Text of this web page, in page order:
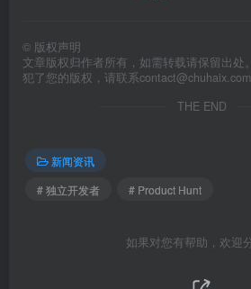
© 版权声明
文章版权归作者所有，如需转载请保留出处
犯了您的版权，请联系contact@chuhaix.com
THE END
新闻资讯
# 独立开发者
# Product Hunt
如果对您有帮助，欢迎分